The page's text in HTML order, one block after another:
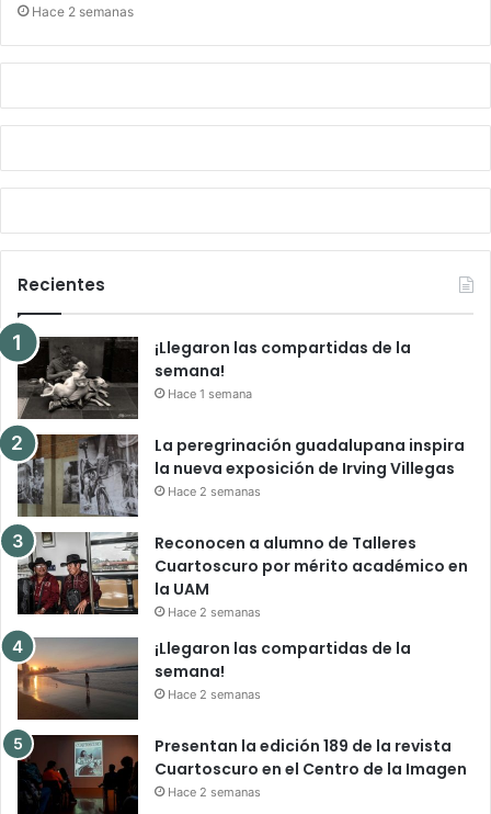
Hace 2 semanas
Recientes
¡Llegaron las compartidas de la
semana!
Hace 1 semana
La peregrinación guadalupana inspira
la nueva exposición de Irving Villegas
Hace 2 semanas
Reconocen a alumno de Talleres
Cuartoscuro por mérito académico en
la UAM
Hace 2 semanas
¡Llegaron las compartidas de la
semana!
Hace 2 semanas
Presentan la edición 189 de la revista
Cuartoscuro en el Centro de la Imagen
Hace 2 semanas